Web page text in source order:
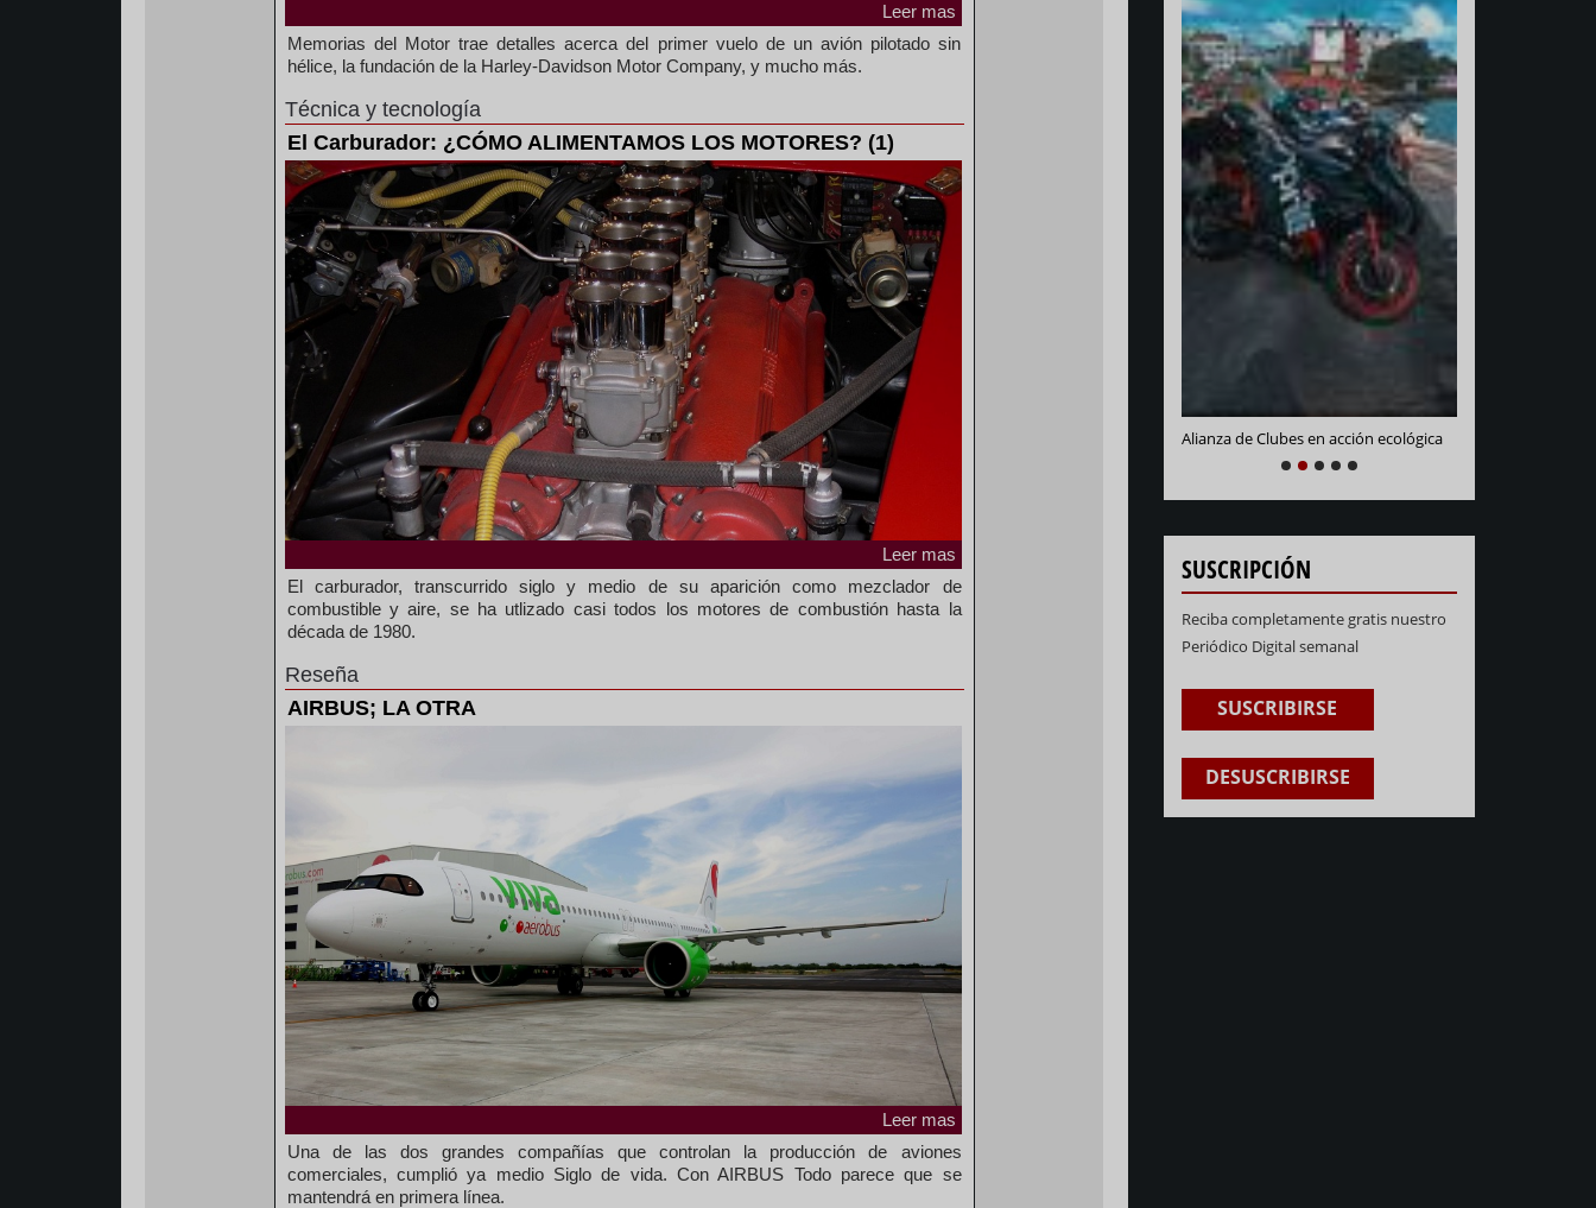
Leer mas
Memorias del Motor trae detalles acerca del primer vuelo de un avión pilotado sin
hélice, la fundación de la Harley-Davidson Motor Company, y mucho más.
Técnica y tecnología
El Carburador: ¿CÓMO ALIMENTAMOS LOS MOTORES? (1)
Leer mas
El carburador, transcurrido siglo y medio de su aparición como mezclador de
combustible y aire, se ha utlizado casi todos los motores de combustión hasta la
década de 1980.
Reseña
AIRBUS; LA OTRA
Leer mas
Una de las dos grandes compañías que controlan la producción de aviones
comerciales, cumplió ya medio Siglo de vida. Con AIRBUS Todo parece que se
mantendrá en primera línea.
69 Campeonato Mundial WCC
Feria Internacional de La Habana
(Fihav) 2023
Alianza de Clubes en acción ecológica
PREVIOUS
SUSCRIPCIÓN
Reciba completamente gratis nuestro
Periódico Digital semanal
SUSCRIBIRSE
DESUSCRIBIRSE